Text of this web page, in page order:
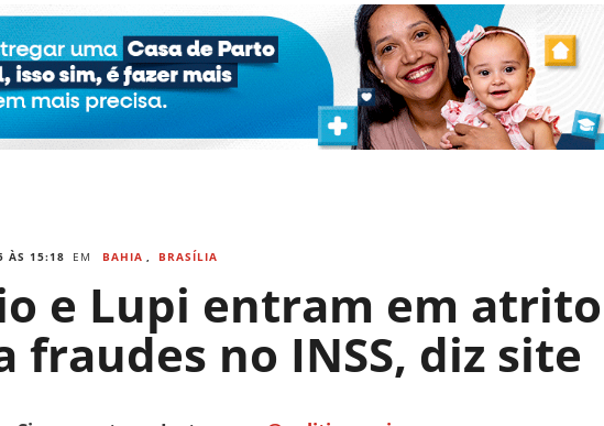
ÀS 15:18 EM BAHIA , BRASÍLIA
e Lupi entram em
fraudes no INSS, diz site